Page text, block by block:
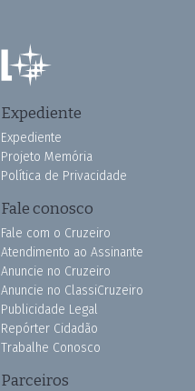
Expediente
Expediente
Projeto Memória
Política de Privacidade
Fale conosco
Fale com o Cruzeiro
Atendimento ao Assinante
Anuncie no Cruzeiro
Anuncie no ClassiCruzeiro
Publicidade Legal
Repórter Cidadão
Trabalhe Conosco
Parceiros